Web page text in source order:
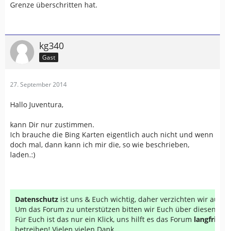
Grenze überschritten hat.
kg340
Gast
27. September 2014
Hallo Juventura,
kann Dir nur zustimmen.
Ich brauche die Bing Karten eigentlich auch nicht und wenn
doch mal, dann kann ich mir die, so wie beschrieben,
laden.:)
Datenschutz ist uns & Euch wichtig, daher verzichten wir auf
Um das Forum zu unterstützen bitten wir Euch über diesen
Für Euch ist das nur ein Klick, uns hilft es das Forum